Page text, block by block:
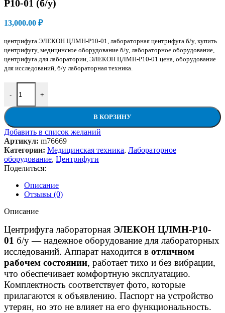
Р10-01 (б/у)
13,000.00 ₽
центрифуга ЭЛЕКОН ЦЛМН-Р10-01, лабораторная центрифуга б/у, купить
центрифугу, медицинское оборудование б/у, лабораторное оборудование,
центрифуга для лаборатории, ЭЛЕКОН ЦЛМН-Р10-01 цена, оборудование
для исследований, б/у лабораторная техника.
-
Количество товара Центрифуга лабораторная ЭЛЕКОН
+
В КОРЗИНУ
Добавить в список желаний
Артикул: m76669
Категории: Медицинская техника, Лабораторное
оборудование, Центрифуги
Поделиться:
Описание
Отзывы (0)
Описание
Центрифуга лабораторная ЭЛЕКОН ЦЛМН-Р10-
01 б/у — надежное оборудование для лабораторных
исследований. Аппарат находится в отличном
рабочем состоянии, работает тихо и без вибрации,
что обеспечивает комфортную эксплуатацию.
Комплектность соответствует фото, которые
прилагаются к объявлению. Паспорт на устройство
утерян, но это не влияет на его функциональность.